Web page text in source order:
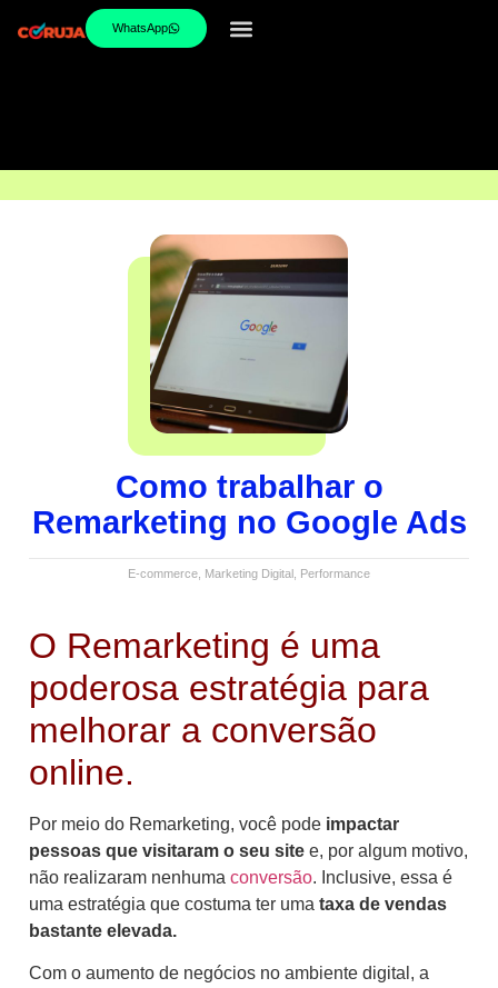
WhatsApp
Como trabalhar o
Remarketing no Google Ads
E-commerce Marketing Digital Performance
O Remarketing é uma
poderosa estratégia para
melhorar a conversão
online.
Por meio do Remarketing, você pode impactar
pessoas que visitaram o seu site e, por algum motivo,
não realizaram nenhuma conversão. Inclusive, essa é
uma estratégia que costuma ter uma taxa de vendas
bastante elevada.
Com o aumento de negócios no ambiente digital, a